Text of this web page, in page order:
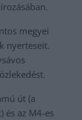
megyei
nyerteseit.
út (a
és az M4-es